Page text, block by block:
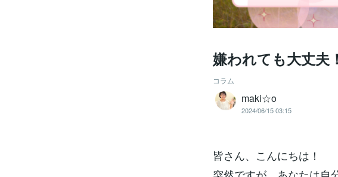
嫌われても大丈夫
コラム
maki☆o
2024/06/15 03:15
皆さん、こんにちは！